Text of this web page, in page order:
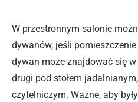
W przestronnym salonie
dywanów, jeśli
dywan może znajdować się
drugi pod stołem
czytelniczym. Ważne, aby